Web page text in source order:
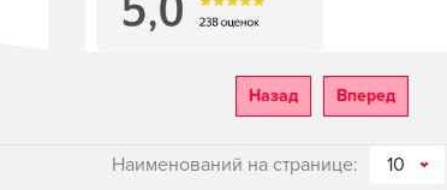
Назад Вперед
Наименований на странице: 10